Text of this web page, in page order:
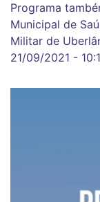
Programa
Municipal de
Militar de
21/09/2021 -